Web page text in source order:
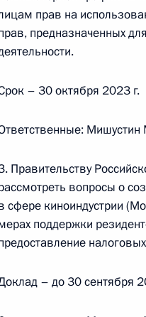
9 сентября 2023 года, 13:15
«Восток» и южного
Совещание по
Красноярского края
31 августа 2023 года, 17:45
прав на
предназначенных
– 30 октября 2023 г.
Правительству
вопросы о
сфере киноиндустрии
поддержки
– до 30 сентября